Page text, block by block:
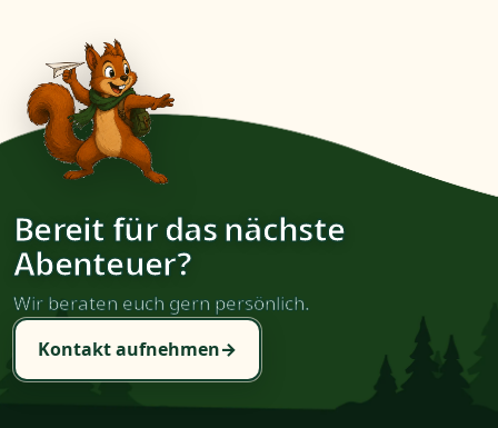
Bereit für das nächste
Abenteuer?
Wir beraten euch gern persönlich.
Kontakt aufnehmen→